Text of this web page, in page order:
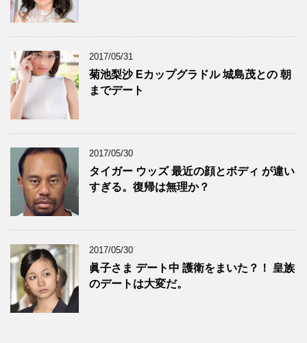
2017/05/31
菊池梨沙 Eカップグラドル 城島茂との 朝
までデート
2017/05/30
タイガー ウッズ 最近の顔とボディ が違い
すぎる。復帰は無理か？
2017/05/30
眞子さま デート中 護衛をまいた？！ 皇族
のデートは大変だ。